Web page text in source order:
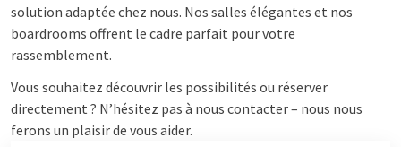
solution adaptée chez nous. Nos salles élégantes et nos
boardrooms offrent le cadre parfait pour votre
rassemblement.
Vous souhaitez découvrir les possibilités ou réserver
directement ? N’hésitez pas à nous contacter – nous nous
ferons un plaisir de vous aider.